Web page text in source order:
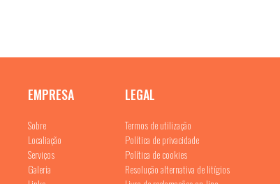
EMPRESA
Sobre
Localiação
Serviços
Galeria
LEGAL
Termos de utilização
Política de privacidade
Política de cookies
Resolução alternativa de litígios